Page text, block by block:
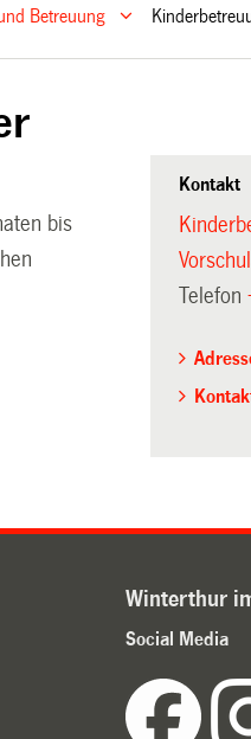
Betreuung
bis
Kontakt
Telefon
Winterthur
Social Media